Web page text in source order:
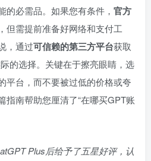
的必需品。如果您有条件， 官方
但需提前准备好网络和支付工
，通过可信赖的第三方平台获取
的选择。关键在于擦亮眼睛，选
平台，而不要被过低的价格或夸
指南帮助您厘清了“在哪买GPT账
Plus后给予了五星好评，认